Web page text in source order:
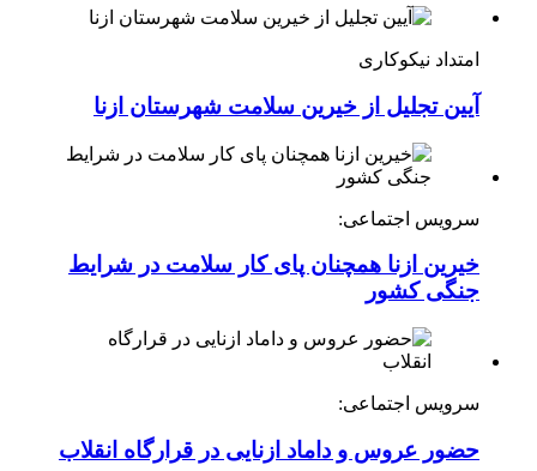
امتداد نیکوکاری
آیین تجلیل از خیرین سلامت شهرستان ازنا
سرویس اجتماعی:
خیرین ازنا همچنان پای کار سلامت در شرایط
جنگی کشور
سرویس اجتماعی:
حضور عروس و داماد ازنایی در قرارگاه انقلاب